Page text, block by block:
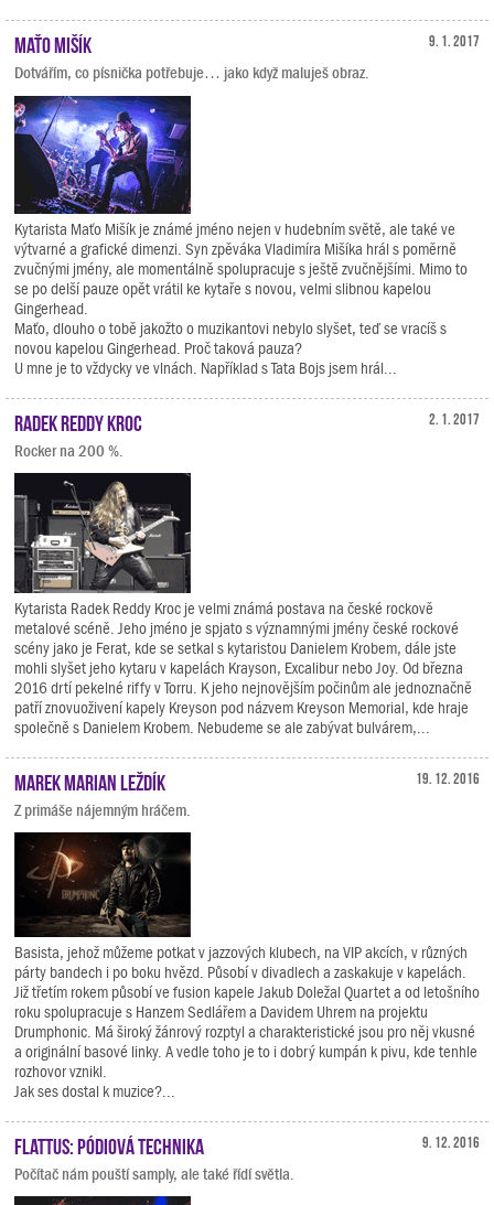
9. 1. 2017
Maťo Mišík
Dotvářím, co písnička potřebuje… jako když maluješ obraz.
Kytarista Maťo Mišík je známé jméno nejen v hudebním světě, ale také ve
výtvarné a grafické dimenzi. Syn zpěváka Vladimíra Mišíka hrál s poměrně
zvučnými jmény, ale momentálně spolupracuje s ještě zvučnějšími. Mimo to
se po delší pauze opět vrátil ke kytaře s novou, velmi slibnou kapelou
Gingerhead.
Maťo, dlouho o tobě jakožto o muzikantovi nebylo slyšet, teď se vracíš s
novou kapelou Gingerhead. Proč taková pauza?
U mne je to vždycky ve vlnách. Například s Tata Bojs jsem hrál...
2. 1. 2017
Radek Reddy Kroc
Rocker na 200 %.
Kytarista Radek Reddy Kroc je velmi známá postava na české rockově
metalové scéně. Jeho jméno je spjato s významnými jmény české rockové
scény jako je Ferat, kde se setkal s kytaristou Danielem Krobem, dále jste
mohli slyšet jeho kytaru v kapelách Krayson, Excalibur nebo Joy. Od března
2016 drtí pekelné riffy v Torru. K jeho nejnovějším počinům ale jednoznačně
patří znovuoživení kapely Kreyson pod názvem Kreyson Memorial, kde hraje
společně s Danielem Krobem. Nebudeme se ale zabývat bulvárem,...
19. 12. 2016
Marek Marian Leždík
Z primáše nájemným hráčem.
Basista, jehož můžeme potkat v jazzových klubech, na VIP akcích, v různých
párty bandech i po boku hvězd. Působí v divadlech a zaskakuje v kapelách.
Již třetím rokem působí ve fusion kapele Jakub Doležal Quartet a od letošního
roku spolupracuje s Hanzem Sedlářem a Davidem Uhrem na projektu
Drumphonic. Má široký žánrový rozptyl a charakteristické jsou pro něj vkusné
a originální basové linky. A vedle toho je to i dobrý kumpán k pivu, kde tenhle
rozhovor vznikl.
Jak ses dostal k muzice?...
9. 12. 2016
Flattus: pódiová technika
Počítač nám pouští samply, ale také řídí světla.